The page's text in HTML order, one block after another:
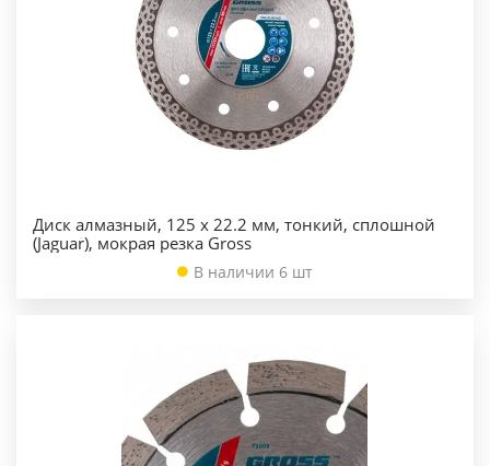
Диск алмазный, 125 х 22.2 мм, тонкий, сплошной
(Jaguar), мокрая резка Gross
В наличии 6 шт